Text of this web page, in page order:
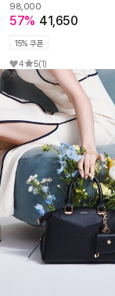
98,000
57% 41,650
15% 쿠폰
4 5(1)